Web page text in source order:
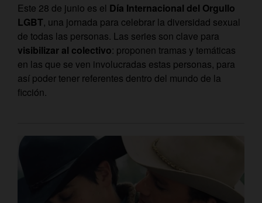
Este 28 de junio es el Día Internacional del Orgullo
LGBT, una jornada para celebrar la diversidad sexual
de todas las personas. Las series son clave para
visibilizar al colectivo: proponen tramas y temáticas
en las que se ven involucradas estas personas, para
así poder tener referentes dentro del mundo de la
ficción.